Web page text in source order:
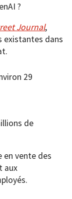
?
Journal,
existantes dans
29
de
en vente des
aux